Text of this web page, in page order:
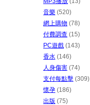
音樂 (520)
網上購物 (78)
付費調查 (15)
PC遊戲 (143)
香水 (146)
人身傷害 (74)
支付每點擊 (309)
懷孕 (186)
出版 (75)